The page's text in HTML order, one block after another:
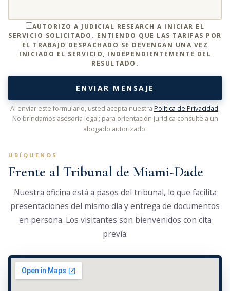
AUTORIZO A JUDICIAL RESEARCH A INICIAR EL
SERVICIO SOLICITADO. ENTIENDO QUE LAS TARIFAS POR
EL TRABAJO DESPACHADO SE DEVENGAN UNA VEZ
INICIADO EL SERVICIO, INDEPENDIENTEMENTE DEL
RESULTADO.
ENVIAR MENSAJE
Al enviar este formulario, usted acepta nuestra Política de Privacidad.
No brindamos asesoría legal; para orientación jurídica consulte a un
abogado autorizado.
UBÍQUENOS
Frente al Tribunal de Miami-Dade
Nuestra oficina está a pasos del tribunal, lo que facilita
presentaciones del mismo día y entrega de documentos
en persona. Los visitantes son bienvenidos con cita
previa.